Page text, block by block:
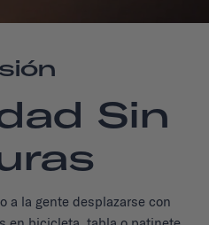
Sin
a la gente desplazarse con